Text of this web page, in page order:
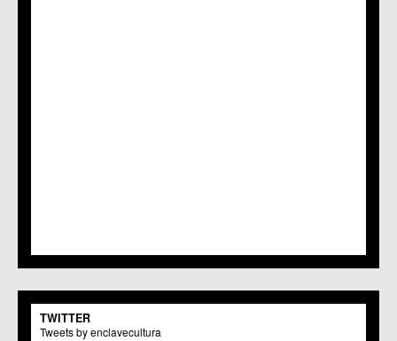
TWITTER
Tweets by enclavecultura